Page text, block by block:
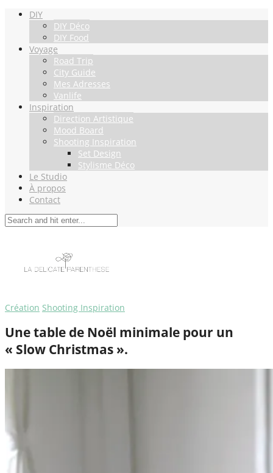
DIY
DIY Déco
DIY Food
Voyage
Road Trip
City Guide
Mes Adresses
Vanlife
Inspiration
Direction Artistique
Mood Board
Shooting Inspiration
Set Design
Stylisme Déco
Le Studio
À propos
Contact
Création Shooting Inspiration
Une table de Noël minimale pour un
« Slow Christmas ».